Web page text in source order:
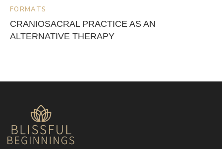
FORMATS
CRANIOSACRAL PRACTICE AS AN
ALTERNATIVE THERAPY